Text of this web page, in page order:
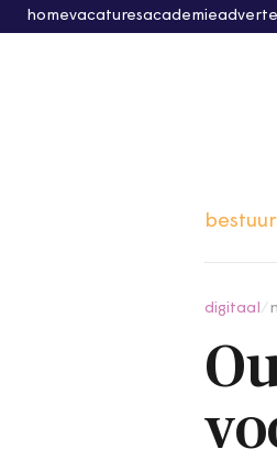
homevacaturesacademie
digitaal